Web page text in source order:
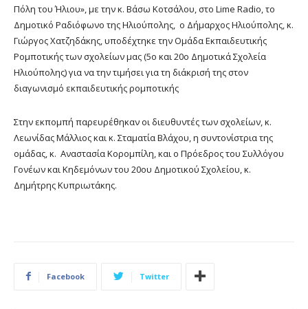
Πόλη του Ήλιου», με την κ. Βάσω Κοτσάλου, στο Lime Radio, το
Δημοτικό Ραδιόφωνο της Ηλιούπολης, ο Δήμαρχος Ηλιούπολης, κ.
Γιώργος Χατζηδάκης, υποδέχτηκε την Ομάδα Εκπαιδευτικής
Ρομποτικής των σχολείων μας (5ο και 20ο Δημοτικά Σχολεία
Ηλιούπολης) για να την τιμήσει για τη διάκρισή της στον
διαγωνισμό εκπαιδευτικής ρομποτικής
Στην εκπομπή παρευρέθηκαν οι διευθυντές των σχολείων, κ.
Λεωνίδας Μάλλιος και κ. Σταματία Βλάχου, η συντονίστρια της
ομάδας, κ. Αναστασία Κορομπίλη, και ο Πρόεδρος του Συλλόγου
Γονέων και Κηδεμόνων του 20ου Δημοτικού Σχολείου, κ.
Δημήτρης Κυπριωτάκης.
Facebook Twitter